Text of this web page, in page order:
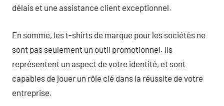
délais et une assistance client exceptionnel.
En somme, les t-shirts de marque pour les sociétés ne
sont pas seulement un outil promotionnel. Ils
représentent un aspect de votre identité, et sont
capables de jouer un rôle clé dans la réussite de votre
entreprise.